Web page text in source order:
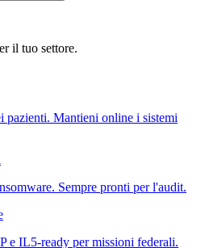
il tuo settore.
pazienti. Mantieni online i sistemi
Sempre pronti per l'audit.
e IL5-ready per missioni federali.